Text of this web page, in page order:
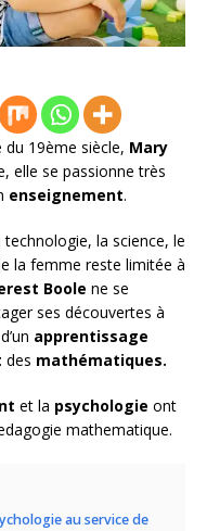
19ème siècle, Mary
elle se passionne très
enseignement.
la science, le
la femme reste limitée à
Boole ne se
ses découvertes à
apprentissage
des mathématiques.
et la psychologie ont
mathematique.
au service de